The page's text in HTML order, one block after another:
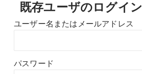
既存ユーザのログイン
ユーザー名またはメールアドレス
パスワード